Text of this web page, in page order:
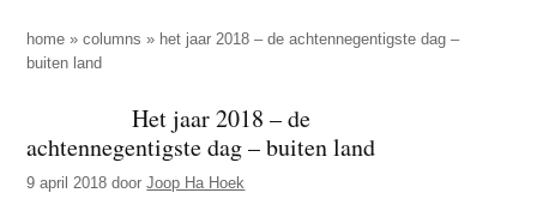
p
d
z
e
i
n
n
d
home »columns » het jaar 2018 – de achtennegentigste dag –
buiten land
Het jaar 2018 – de
achtennegentigste dag – buiten land
9 april 2018 doorJoop Ha Hoek